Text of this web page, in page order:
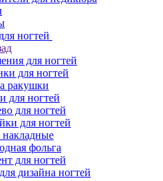
ногтей
для ногтей
для ногтей
ракушки
для ногтей
для ногтей
для ногтей
фольга
для ногтей
дизайна ногтей